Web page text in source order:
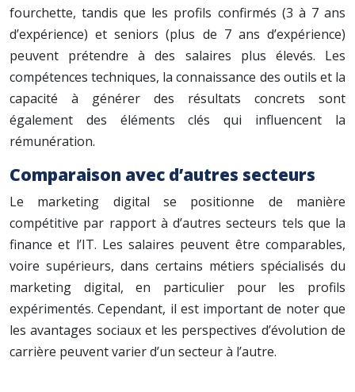
fourchette, tandis que les profils confirmés (3 à 7 ans
d’expérience) et seniors (plus de 7 ans d’expérience)
peuvent prétendre à des salaires plus élevés. Les
compétences techniques, la connaissance des outils et la
capacité à générer des résultats concrets sont
également des éléments clés qui influencent la
rémunération.
Comparaison avec d’autres secteurs
Le marketing digital se positionne de manière
compétitive par rapport à d’autres secteurs tels que la
finance et l’IT. Les salaires peuvent être comparables,
voire supérieurs, dans certains métiers spécialisés du
marketing digital, en particulier pour les profils
expérimentés. Cependant, il est important de noter que
les avantages sociaux et les perspectives d’évolution de
carrière peuvent varier d’un secteur à l’autre.